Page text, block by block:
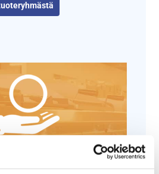
laite sopivasti